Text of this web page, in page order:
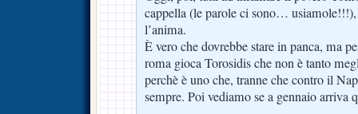
cappella (le parole ci sono… usiamole!!!),
l’anima.
È vero che dovrebbe stare in panca, ma
roma gioca Torosidis che non è tanto
perchè è uno che, tranne che contro il
sempre. Poi vediamo se a gennaio arriva